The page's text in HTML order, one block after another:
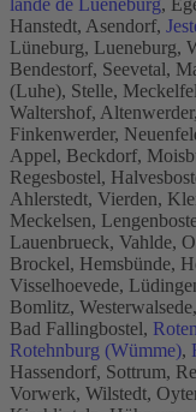
Hanstedt, Asendorf,
Lüneburg, Lueneburg,
Bendestorf, Seevetal,
(Luhe), Stelle,
Waltershof,
Finkenwerder,
Appel, Beckdorf,
Regesbostel,
Ahlerstedt, Vierden,
Meckelsen,
Lauenbrueck, Vahlde,
Brockel, Hemsbünde,
Visselhoevede,
Bomlitz,
Bad Fallingbostel,
Rotehnburg (Wümme),
Hassendorf, Sottrum,
Vorwerk, Wilstedt,